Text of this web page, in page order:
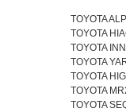
TOYOTA
TOYOTA
TOYOTA
TOYOTA
TOYOTA
TOYOTA
TOYOTA